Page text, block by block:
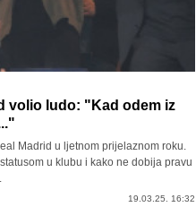
volio ludo: "Kad odem iz
Madrid u ljetnom prijelaznom roku.
u klubu i kako ne dobija pravu
19.03.25. 16:32